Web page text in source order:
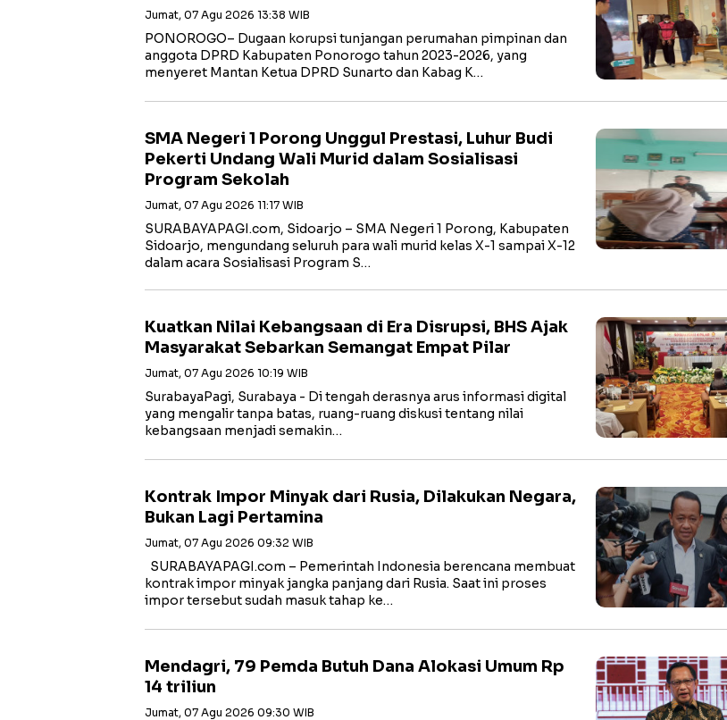
Jumat, 07 Agu 2026 13:38 WIB
PONOROGO– Dugaan korupsi tunjangan perumahan pimpinan dan
anggota DPRD Kabupaten Ponorogo tahun 2023-2026, yang
menyeret Mantan Ketua DPRD Sunarto dan Kabag K…
SMA Negeri 1 Porong Unggul Prestasi, Luhur Budi
Pekerti Undang Wali Murid dalam Sosialisasi
Program Sekolah
Jumat, 07 Agu 2026 11:17 WIB
SURABAYAPAGI.com, Sidoarjo – SMA Negeri 1 Porong, Kabupaten
Sidoarjo, mengundang seluruh para wali murid kelas X-1 sampai X-12
dalam acara Sosialisasi Program S…
Kuatkan Nilai Kebangsaan di Era Disrupsi, BHS Ajak
Masyarakat Sebarkan Semangat Empat Pilar
Jumat, 07 Agu 2026 10:19 WIB
SurabayaPagi, Surabaya - Di tengah derasnya arus informasi digital
yang mengalir tanpa batas, ruang-ruang diskusi tentang nilai
kebangsaan menjadi semakin…
Kontrak Impor Minyak dari Rusia, Dilakukan Negara,
Bukan Lagi Pertamina
Jumat, 07 Agu 2026 09:32 WIB
SURABAYAPAGI.com – Pemerintah Indonesia berencana membuat
kontrak impor minyak jangka panjang dari Rusia. Saat ini proses
impor tersebut sudah masuk tahap ke…
Mendagri, 79 Pemda Butuh Dana Alokasi Umum Rp
14 triliun
Jumat, 07 Agu 2026 09:30 WIB